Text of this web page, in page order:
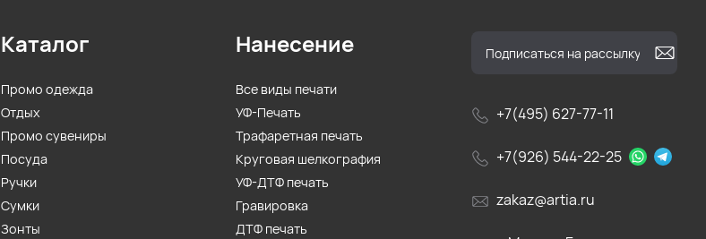
+7(495) 627-77-11
+7(926) 544-22-25
zakaz@artia.ru
Каталог
Промо одежда
Отдых
Промо сувениры
Посуда
Ручки
Сумки
Зонты
Нанесение
Все виды печати
УФ-Печать
Трафаретная печать
Круговая шелкография
УФ-ДТФ печать
Гравировка
ДТФ печать